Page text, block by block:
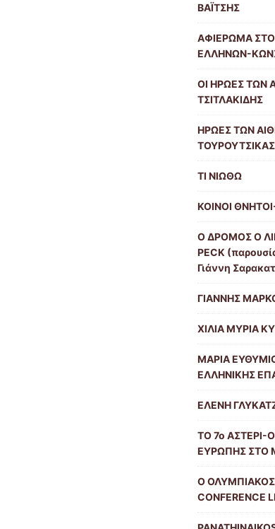
ΒΑΪΤΣΗΣ
ΑΦΙΕΡΩΜΑ
ΕΛΛΗΝΩΝ-
ΟΙ ΗΡΩΕΣ ΤΩΝ
ΤΣΙΤΛΑΚΙΔΗΣ
ΗΡΩΕΣ ΤΩΝ
ΤΟΥΡΟΥΤΣΙΚΑΣ
ΤΙ ΝΙΩΘΩ
ΚΟΙΝΟΙ
Ο ΔΡΟΜΟΣ Ο
PECK
Γιάννη
ΓΙΑΝΝΗΣ
ΧΙΛΙΑ ΜΥΡΙΑ
ΜΑΡΙΑ
ΕΛΛΗΝΙΚΗΣ
ΕΛΕΝΗ
ΤΟ 7ο
ΕΥΡΩΠΗΣ ΣΤΟ
Ο
CONFERENCE